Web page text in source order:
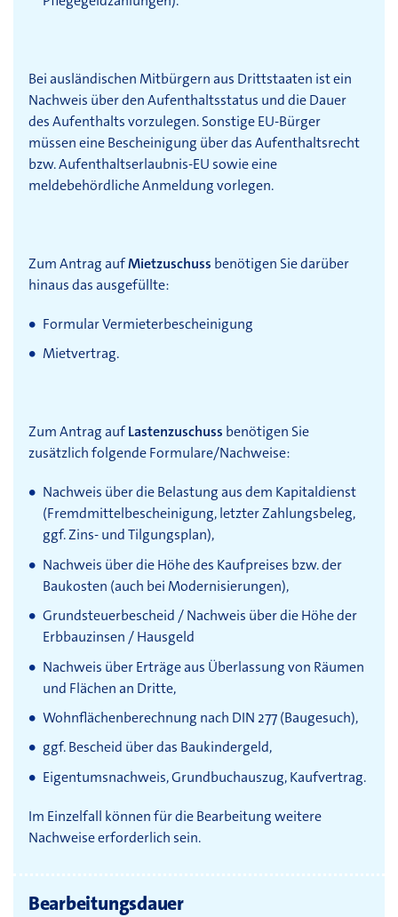
Bei ausländischen Mitbürgern aus Drittstaaten ist ein
Nachweis über den Aufenthaltsstatus und die Dauer
des Aufenthalts vorzulegen. Sonstige EU-Bürger
müssen eine Bescheinigung über das Aufenthaltsrecht
bzw. Aufenthaltserlaubnis-EU sowie eine
meldebehördliche Anmeldung vorlegen.
Zum Antrag aufMietzuschuss benötigen Sie darüber
hinaus das ausgefüllte:
Formular Vermieterbescheinigung
Mietvertrag.
Zum Antrag aufLastenzuschuss benötigen Sie
zusätzlich folgende Formulare/Nachweise:
Nachweis über die Belastung aus dem Kapitaldienst
(Fremdmittelbescheinigung, letzter Zahlungsbeleg,
ggf.Zins- und Tilgungsplan),
Nachweis über die Höhe des Kaufpreises bzw. der
Baukosten (auch bei Modernisierungen),
Grundsteuerbescheid / Nachweis über die Höhe der
Erbbauzinsen / Hausgeld
Nachweis über Erträge aus Überlassung von Räumen
und Flächen an Dritte,
Wohnflächenberechnung nach DIN 277 (Baugesuch),
ggf.Bescheid über das Baukindergeld,
Eigentumsnachweis, Grundbuchauszug, Kaufvertrag.
Im Einzelfall können für die Bearbeitung weitere
Nachweise erforderlich sein.
Bearbeitungsdauer